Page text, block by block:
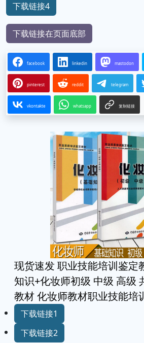
下载链接4
下载链接在页面底部
facebook linkedin mastodon
pinterest reddit telegram
vkontakte whatsapp 复制链接
现货速发 职业技能培训鉴定
知识+化妆师初级 中级 高级
教材 化妆师教材职业技能培
下载链接1
下载链接2